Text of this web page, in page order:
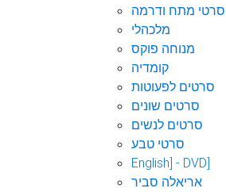
סרטי מתח ודרמה
מלכהלי
מנוחה פוקס
קומדיה
סרטים לפעוטות
סרטים שונים
סרטים לנשים
סרטי טבע
English] - DVD]
אריאלה סביר